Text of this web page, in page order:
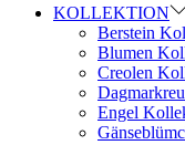
KOLLEKTION
Berstein
Blumen
Creolen
Engel